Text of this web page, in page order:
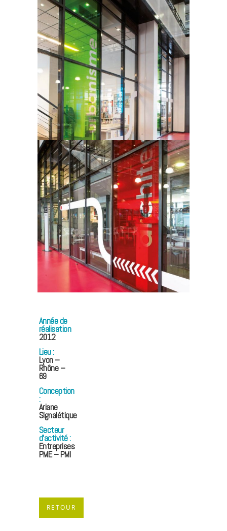
Année de
réalisation
2012
Lieu :
Lyon –
Rhône –
69
Conception
:
Ariane
Signalétique
Secteur
d’activité :
Entreprises
PME – PMI
RETOUR